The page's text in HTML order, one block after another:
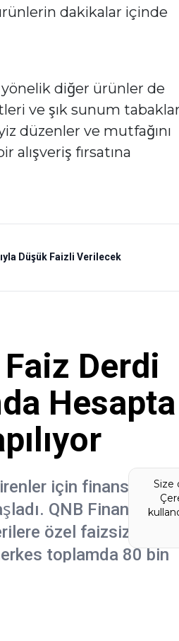
dakikalar içinde
yönelik diğer ürünler de
ve şık sunum
düzenler ve mutfağını
alışveriş fırsatına
Düşük Faizli Verilecek
Derdi
Hesapta
için finans
QNB Finansbank
özel faizsiz nakit
toplamda 80 bin
Size